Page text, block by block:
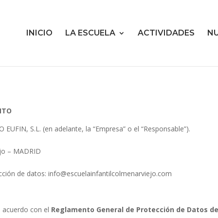
INICIO LA ESCUELA ACTIVIDADES
EUFIN, S.L. (en adelante, la “Empresa” o el “Responsable”).
– MADRID
de datos: info@escuelainfantilcolmenarviejo.com
acuerdo con el Reglamento General de Protección de Datos